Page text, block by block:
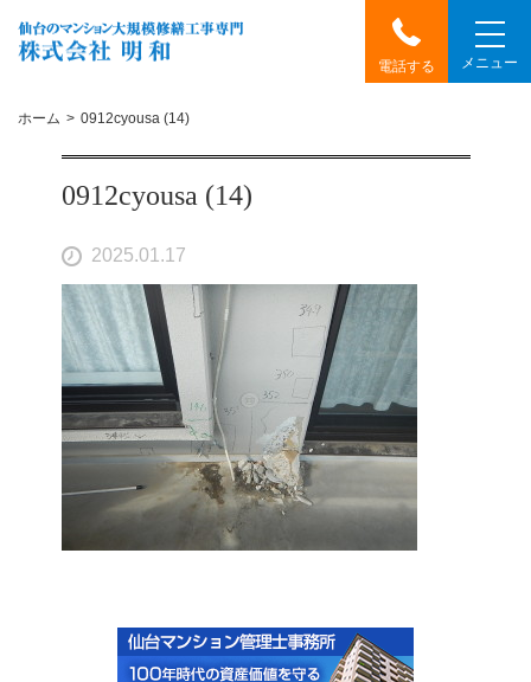
電話する メニュー
ホーム 0912cyousa (14)
0912cyousa (14)
2025.01.17